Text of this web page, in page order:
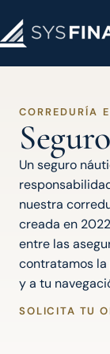
CORREDURÍA
Un seguro
nuestra
creada en
entre las
contratamos
y a tu
SOLICITA TU